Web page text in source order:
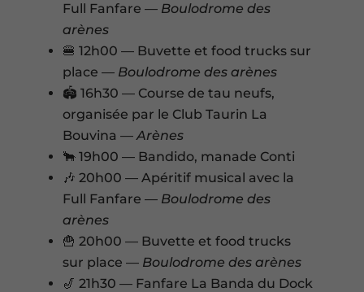
Full Fanfare — Boulodrome des
arènes
🍔 12h00 — Buvette et food trucks sur
place — Boulodrome des arènes
🏟️ 16h30 — Course de tau neufs,
organisée par le Club Taurin La
Bouvina —Arènes
🐂 19h00 — Bandido, manade Conti
🎶 20h00 — Apéritif musical avec la
Full Fanfare — Boulodrome des
arènes
🍟 20h00 — Buvette et food trucks
sur place — Boulodrome des arènes
🎷 21h30 — Fanfare La Banda du Dock